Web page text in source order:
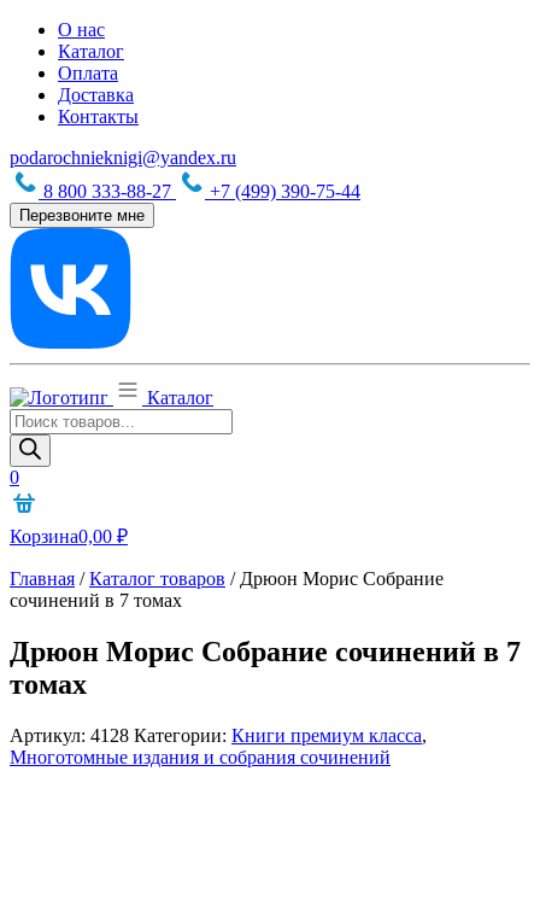
О нас
Каталог
Оплата
Доставка
Контакты
podarochnieknigi@yandex.ru
8 800 333-88-27
+7 (499) 390-75-44
Перезвоните мне
Каталог
Поиск
товаров
0
Корзина0,00 ₽
Главная /Каталог товаров / Дрюон Морис Собрание
сочинений в 7 томах
Дрюон Морис Собрание сочинений в 7
томах
Артикул: 4128 Категории: Книги премиум класса,
Многотомные издания и собрания сочинений